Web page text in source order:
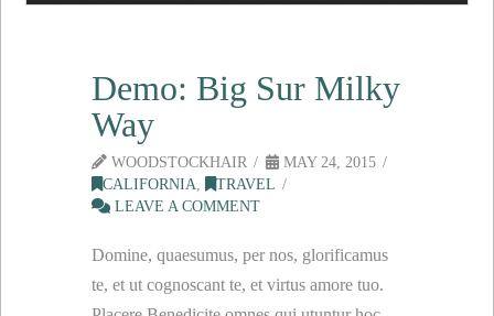
Demo: Big Sur Milky
Way
WOODSTOCKHAIR
MAY 24, 2015
CALIFORNIA
TRAVEL
LEAVE A COMMENT
Domine, quaesumus, per nos, glorificamus
te, et ut cognoscant te, et virtus amore tuo.